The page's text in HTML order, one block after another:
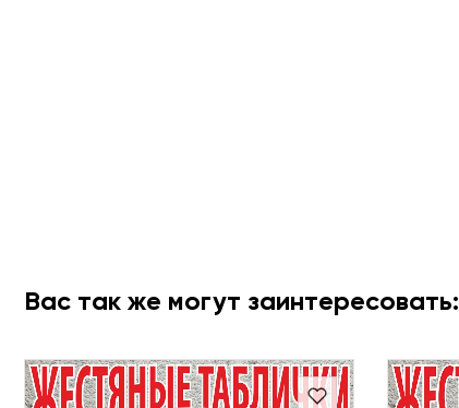
Вас так же могут заинтересовать: